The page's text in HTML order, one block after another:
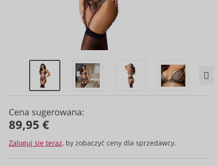
Cena sugerowana:
89,95 €
Zaloguj się teraz, by zobaczyć ceny dla sprzedawcy.